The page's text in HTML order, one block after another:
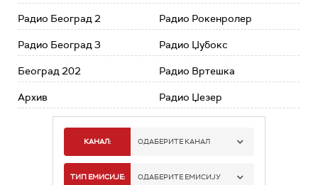
Радио Београд 2
Радио Београд 3
Београд 202
Архив
Радио Рокенролер
Радио Џубокс
Радио Вртешка
Радио Џезер
КАНАЛ: ОДАБЕРИТЕ КАНАЛ
РАДИО БЕОГРАД 1
ТИП ЕМИСИЈЕ: ОДАБЕРИТЕ ЕМИСИЈУ